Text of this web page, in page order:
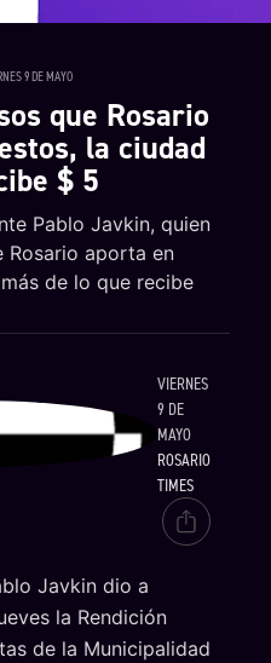
9 DE MAYO
que Rosario
la ciudad
$ 5
Pablo Javkin, quien
Rosario aporta en
de lo que recibe
VIERNES
9 DE
MAYO
ROSARIO
TIMES
Javkin dio a
la Rendición
de la Municipalidad